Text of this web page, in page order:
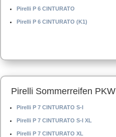
Pirelli P 6 CINTURATO
Pirelli P 6 CINTURATO (K1)
Pirelli Sommerreifen PKW
Pirelli P 7 CINTURATO S-I
Pirelli P 7 CINTURATO S-I XL
Pirelli P 7 CINTURATO XL